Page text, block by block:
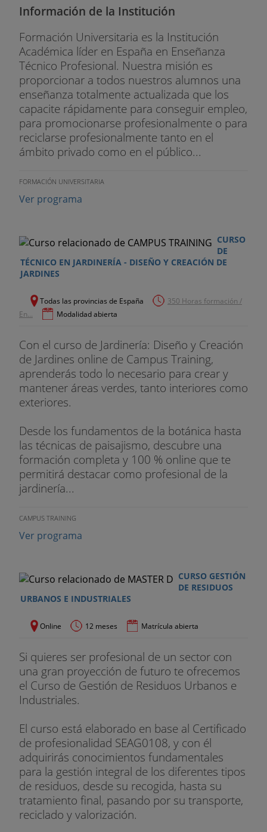
Información de la Institución
Formación Universitaria es la Institución
Académica líder en España en Enseñanza
Técnico Profesional. Nuestra misión es
proporcionar a todos nuestros alumnos una
enseñanza totalmente actualizada que los
capacite rápidamente para conseguir empleo,
para promocionarse profesionalmente o para
reciclarse profesionalmente tanto en el
ámbito privado como en el público...
FORMACIÓN UNIVERSITARIA
Ver programa
CURSO
DE
TÉCNICO EN JARDINERÍA - DISEÑO Y CREACIÓN DE
JARDINES
Todas las provincias de España
350 Horas formación /
En...
Modalidad abierta
Con el curso de Jardinería: Diseño y Creación
de Jardines online de Campus Training,
aprenderás todo lo necesario para crear y
mantener áreas verdes, tanto interiores como
exteriores.
Desde los fundamentos de la botánica hasta
las técnicas de paisajismo, descubre una
formación completa y 100 % online que te
permitirá destacar como profesional de la
jardinería...
CAMPUS TRAINING
Ver programa
CURSO GESTIÓN
DE RESIDUOS
URBANOS E INDUSTRIALES
Online 12 meses Matrícula abierta
Si quieres ser profesional de un sector con
una gran proyección de futuro te ofrecemos
el Curso de Gestión de Residuos Urbanos e
Industriales.
El curso está elaborado en base al Certificado
de profesionalidad SEAG0108, y con él
adquirirás conocimientos fundamentales
para la gestión integral de los diferentes tipos
de residuos, desde su recogida, hasta su
tratamiento final, pasando por su transporte,
reciclado y valorización.